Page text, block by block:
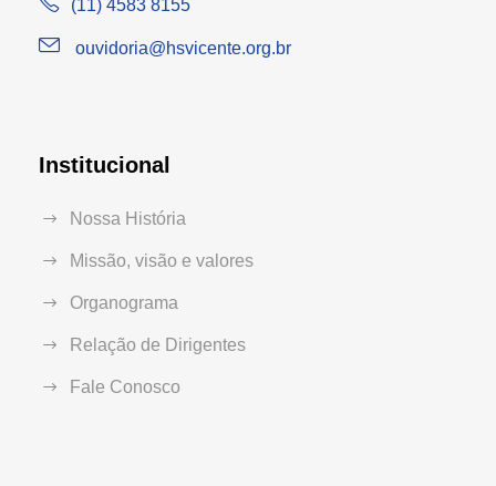
(11) 4583 8155
ouvidoria@hsvicente.org.br
Institucional
Nossa História
Missão, visão e valores
Organograma
Relação de Dirigentes
Fale Conosco